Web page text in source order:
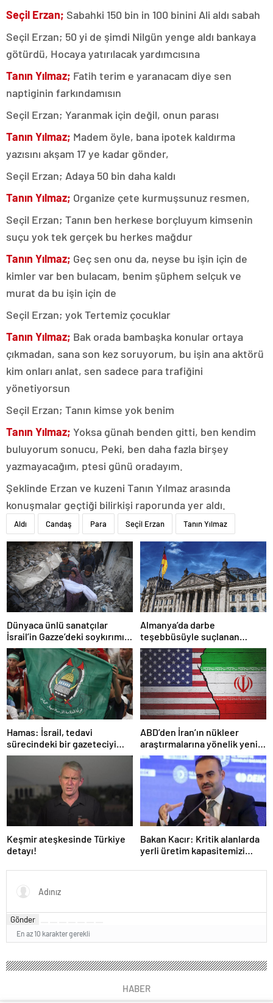
Seçil Erzan; Sabahki 150 bin in 100 binini Ali aldı sabah
Seçil Erzan; 50 yi de şimdi Nilgün yenge aldı bankaya
götürdü, Hocaya yatırılacak yardımcısına
Tanın Yılmaz; Fatih terim e yaranacam diye sen
naptiginin farkındamısın
Seçil Erzan; Yaranmak için değil, onun parası
Tanın Yılmaz; Madem öyle, bana ipotek kaldırma
yazısını akşam 17 ye kadar gönder,
Seçil Erzan; Adaya 50 bin daha kaldı
Tanın Yılmaz; Organize çete kurmuşsunuz resmen,
Seçil Erzan; Tanın ben herkese borçluyum kimsenin
suçu yok tek gerçek bu herkes mağdur
Tanın Yılmaz; Geç sen onu da, neyse bu işin için de
kimler var ben bulacam, benim şüphem selçuk ve
murat da bu işin için de
Seçil Erzan; yok Tertemiz çocuklar
Tanın Yılmaz; Bak orada bambaşka konular ortaya
çıkmadan, sana son kez soruyorum, bu işin ana aktörü
kim onları anlat, sen sadece para trafiğini
yönetiyorsun
Seçil Erzan; Tanın kimse yok benim
Tanın Yılmaz; Yoksa günah benden gitti, ben kendim
buluyorum sonucu, Peki, ben daha fazla birşey
yazmayacağım, ptesi günü oradayım.
Şeklinde Erzan ve kuzeni Tanın Yılmaz arasında
konuşmalar geçtiği bilirkişi raporunda yer aldı.
Aldı Candaş Para Seçil Erzan Tanın Yılmaz
Dünyaca ünlü sanatçılar
İsrail’in Gazze’deki soykırımını
kınadı
Almanya’da darbe
teşebbüsüyle suçlanan
örgüte ait dernek yasaklandı
Hamas: İsrail, tedavi
sürecindeki bir gazeteciyi
öldürerek savaş suçu
ABD’den İran’ın nükleer
araştırmalarına yönelik yeni
yaptırımlar
Keşmir ateşkesinde Türkiye
detayı!
Bakan Kacır: Kritik alanlarda
yerli üretim kapasitemizi
Gönder
En az 10 karakter gerekli
HABER